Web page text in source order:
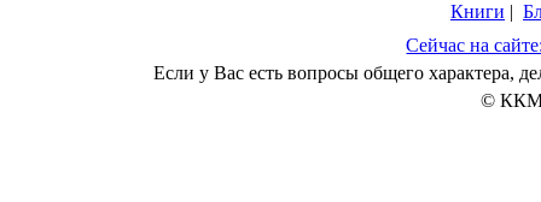
Книги |
Сейчас на
Если у Вас есть вопросы общего характера,
© ККМ